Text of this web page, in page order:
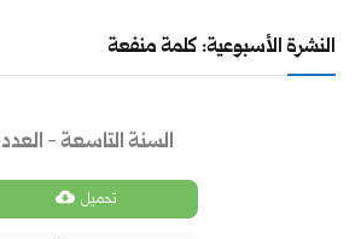
النشرة الأسبوعية: كلمة منفعة
السنة التاسعة - العدد 31
تحميل